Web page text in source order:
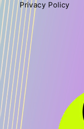
Privacy Policy